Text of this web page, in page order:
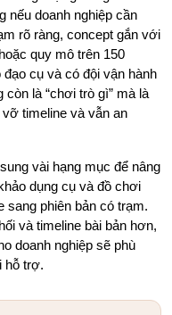
nếu doanh nghiệp cần
rõ ràng, concept gắn với
quy mô trên 150
cụ và có đội vận hành
còn là “chơi trò gì” mà là
timeline và vẫn an
vài hạng mục để nâng
dụng cụ và đồ chơi
sang phiên bản có trạm.
và timeline bài bản hơn,
doanh nghiệp sẽ phù
hỗ trợ.